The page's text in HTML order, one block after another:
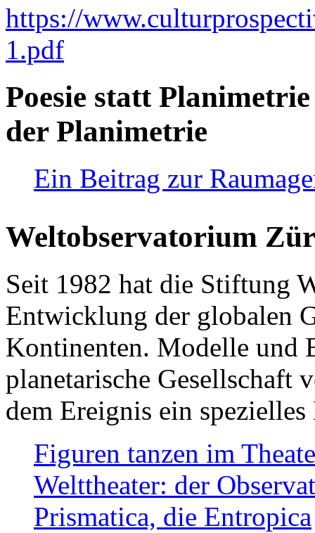
https://
1.pdf
Poesie statt
der Planimetrie
Ein Beitrag zur
Weltobservatorium
Seit 1982 hat die Stiftung
Entwicklung der globalen
Kontinenten. Modelle und
planetarische Gesellschaft
dem Ereignis ein
Figuren tanzen im
Welttheater: der
Prismatica, die Entropica